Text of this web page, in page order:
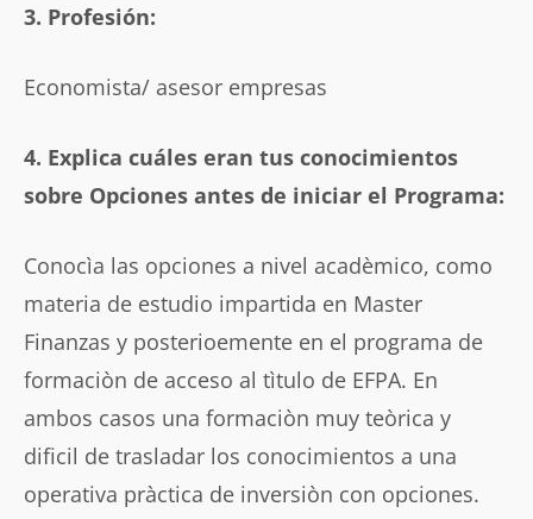
3. Profesión:
Economista/ asesor empresas
4. Explica cuáles eran tus conocimientos
sobre Opciones antes de iniciar el Programa:
Conocìa las opciones a nivel acadèmico, como
materia de estudio impartida en Master
Finanzas y posterioemente en el programa de
formaciòn de acceso al tìtulo de EFPA. En
ambos casos una formaciòn muy teòrica y
dificil de trasladar los conocimientos a una
operativa pràctica de inversiòn con opciones.